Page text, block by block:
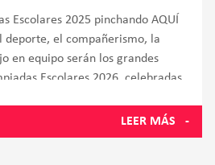
Escolares 2025 pinchando AQUÍ
deporte, el compañerismo, la
en equipo serán los grandes
Escolares 2026, celebradas
LEER MÁS